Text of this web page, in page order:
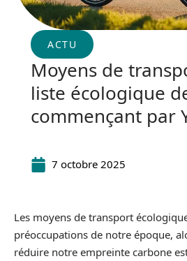
ACTU
Moyens de
liste écologique
commençant par
7 octobre 2025
Les moyens de transport
préoccupations de notre époque,
réduire notre empreinte carbone